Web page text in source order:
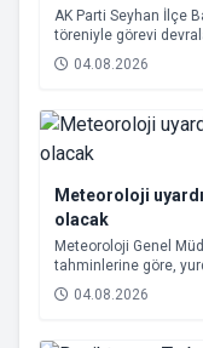
AK Parti Seyhan İlçe
töreniyle görevi
Hizmet vurgusu
metrekaresine sevdalı
04.08.2026
Meteoroloji
olacak
Meteoroloji Genel
tahminlerine göre,
bölgelerinde yer yer
bekleniyor.
04.08.2026